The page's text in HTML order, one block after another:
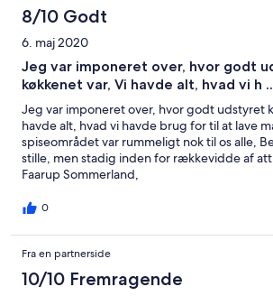
8/10 Godt
6. maj 2020
Jeg var imponeret over, hvor godt
køkkenet var, Vi havde alt, hvad vi h
Jeg var imponeret over, hvor godt udstyret
havde alt, hvad vi havde brug for til at lave
spiseområdet var rummeligt nok til os alle,
stille, men stadig inden for rækkevidde af
Faarup Sommerland,
0
Fra en partnerside
10/10 Fremragende